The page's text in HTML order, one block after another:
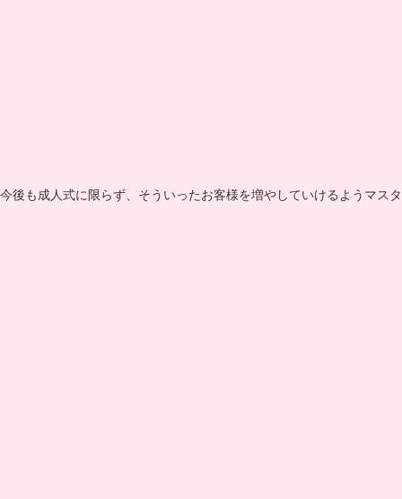
今後も成人式に限らず、そういったお客様を増やしていけるようマス